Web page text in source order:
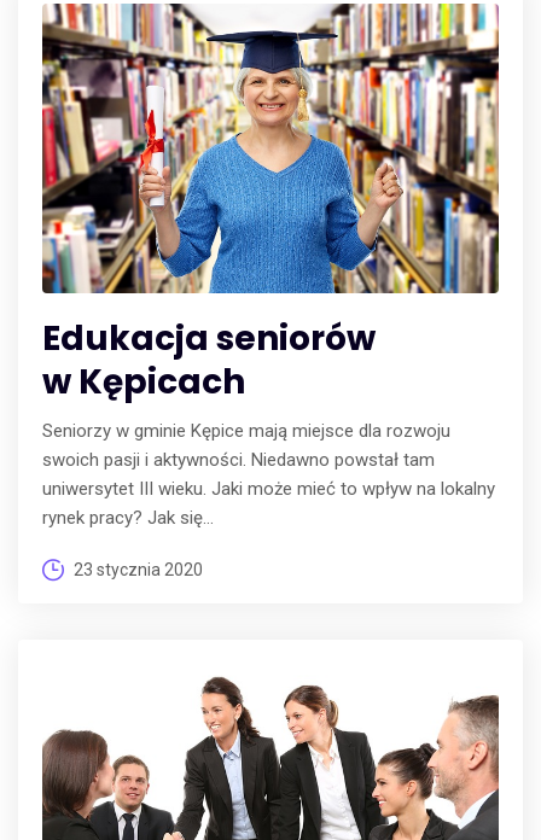
Edukacja seniorów
w Kępicach
Seniorzy w gminie Kępice mają miejsce dla rozwoju
swoich pasji i aktywności. Niedawno powstał tam
uniwersytet III wieku. Jaki może mieć to wpływ na lokalny
rynek pracy? Jak się...
23 stycznia 2020